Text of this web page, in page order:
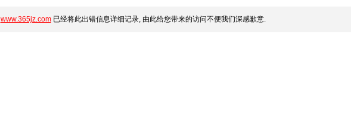
www.365jz.com已经将此出错信息详细记录, 由此给您带来的访问不便我们深感歉意.